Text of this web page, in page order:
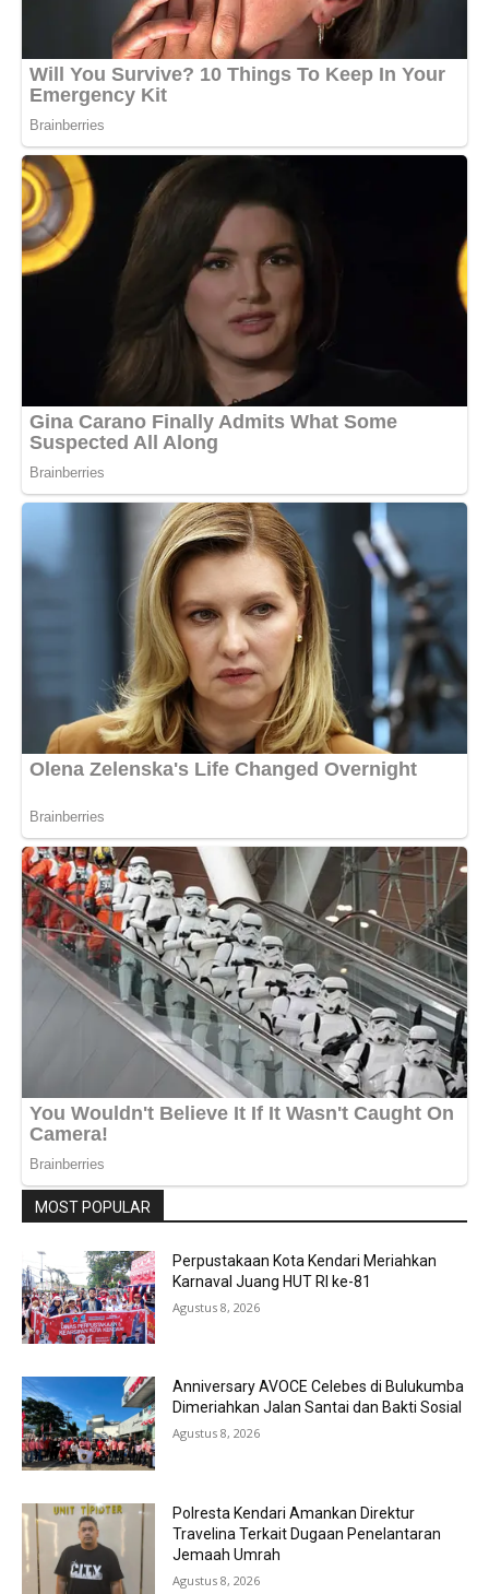
MOST POPULAR
Perpustakaan Kota Kendari Meriahkan
Karnaval Juang HUT RI ke-81
Agustus 8, 2026
Anniversary AVOCE Celebes di Bulukumba
Dimeriahkan Jalan Santai dan Bakti Sosial
Agustus 8, 2026
Polresta Kendari Amankan Direktur
Travelina Terkait Dugaan Penelantaran
Jemaah Umrah
Agustus 8, 2026